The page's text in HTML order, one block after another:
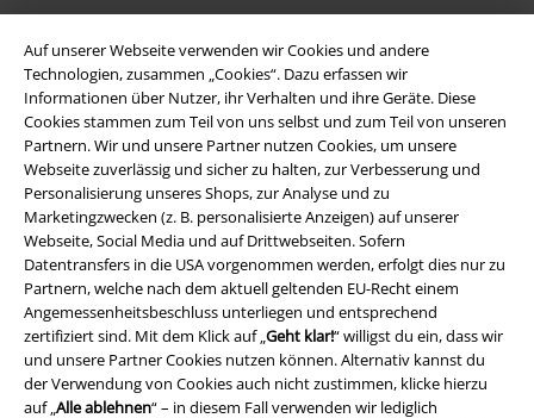
Auf unserer Webseite verwenden wir Cookies und andere
Technologien, zusammen „Cookies“. Dazu erfassen wir
Informationen über Nutzer, ihr Verhalten und ihre Geräte. Diese
Cookies stammen zum Teil von uns selbst und zum Teil von unseren
Partnern. Wir und unsere Partner nutzen Cookies, um unsere
Webseite zuverlässig und sicher zu halten, zur Verbesserung und
Personalisierung unseres Shops, zur Analyse und zu
Marketingzwecken (z. B. personalisierte Anzeigen) auf unserer
Webseite, Social Media und auf Drittwebseiten. Sofern
Datentransfers in die USA vorgenommen werden, erfolgt dies nur zu
Partnern, welche nach dem aktuell geltenden EU-Recht einem
Angemessenheitsbeschluss unterliegen und entsprechend
zertifiziert sind. Mit dem Klick auf „ Geht klar!“ willigst du ein, dass wir
und unsere Partner Cookies nutzen können. Alternativ kannst du
der Verwendung von Cookies auch nicht zustimmen, klicke hierzu
auf „ Alle ablehnen“ – in diesem Fall verwenden wir lediglich
Rechtliches
AGB